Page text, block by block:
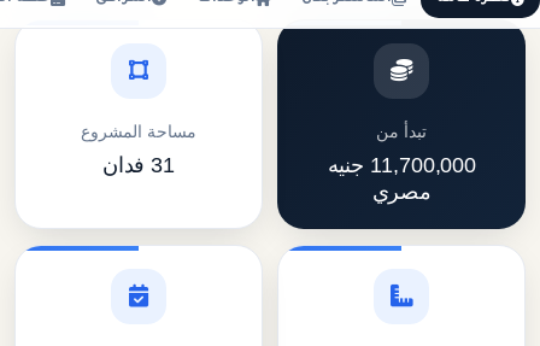
تبدأ من
11,700,000 جنيه
مصري
مساحة المشروع
31 فدان